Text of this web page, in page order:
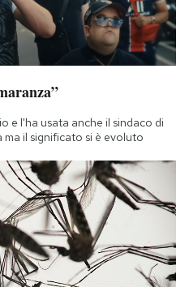
e l'ha usata anche il sindaco di
il significato si è evoluto